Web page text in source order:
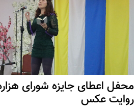
محفل اعطای جایزه شورای
روایت عکس